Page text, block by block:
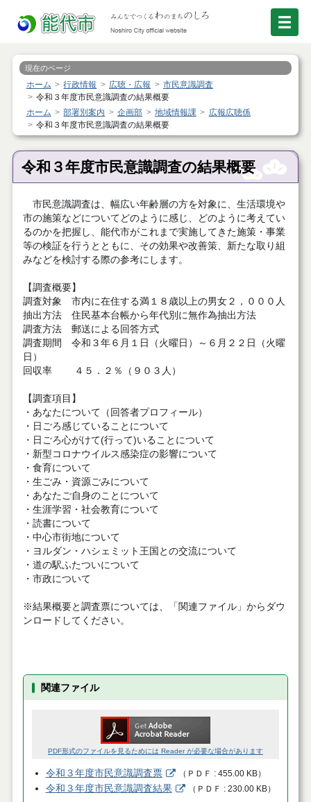
現在のページ
ホーム 行政情報 広聴・広報
市民意識調査
令和３年度市民意識調査の結果概要
ホーム
部署別案内 企画部 地域情報課
広報広聴係
令和３年度市民意識調査の結果概要
令和３年度市民意識調査の結果概要
市民意識調査は、幅広い年齢層の方を対象に、生活環境や
市の施策などについてどのように感じ、どのように考えてい
るのかを把握し、能代市がこれまで実施してきた施策・事業
等の検証を行うとともに、その効果や改善策、新たな取り組
みなどを検討する際の参考にします。
【調査概要】
調査対象 市内に在住する満１８歳以上の男女２，０００人
抽出方法 住民基本台帳から年代別に無作為抽出方法
調査方法 郵送による回答方式
調査期間 令和３年６月１日（火曜日）～６月２２日（火曜
日）
回収率 ４５．２％（９０３人）
【調査項目】
・あなたについて（回答者プロフィール）
・日ごろ感じていることについて
・日ごろ心がけて(行って)いることについて
・新型コロナウイルス感染症の影響について
・食育について
・生ごみ・資源ごみについて
・あなたご自身のことについて
・生涯学習・社会教育について
・読書について
・中心市街地について
・ヨルダン・ハシェミット王国との交流について
・道の駅ふたついについて
・市政について
※結果概要と調査票については、「関連ファイル」からダウ
ンロードしてください。
関連ファイル
PDF形式のファイルを見るためには Reader が必要な場合があります
令和３年度市民意識調査票 （ ＰＤＦ 455.00 KB）
令和３年度市民意識調査結果 （ ＰＤＦ 230.00 KB）